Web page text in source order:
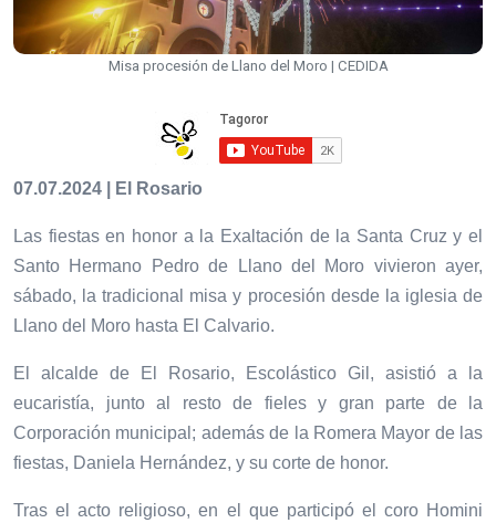
Misa procesión de Llano del Moro | CEDIDA
07.07.2024 | El Rosario
Las fiestas en honor a la Exaltación de la Santa Cruz y el
Santo Hermano Pedro de Llano del Moro vivieron ayer,
sábado, la tradicional misa y procesión desde la iglesia de
Llano del Moro hasta El Calvario.
El alcalde de El Rosario, Escolástico Gil, asistió a la
eucaristía, junto al resto de fieles y gran parte de la
Corporación municipal; además de la Romera Mayor de las
fiestas, Daniela Hernández, y su corte de honor.
Tras el acto religioso, en el que participó el coro Homini